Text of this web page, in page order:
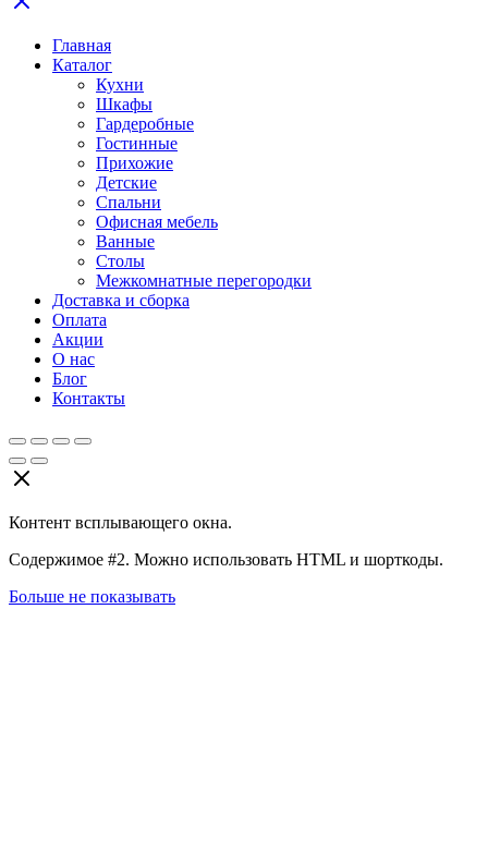
Главная
Каталог
Кухни
Шкафы
Гардеробные
Гостинные
Прихожие
Детские
Спальни
Офисная мебель
Ванные
Столы
Межкомнатные перегородки
Доставка и сборка
Оплата
Акции
О нас
Блог
Контакты
Контент всплывающего окна.
Содержимое #2. Можно использовать HTML и шорткоды.
Больше не показывать